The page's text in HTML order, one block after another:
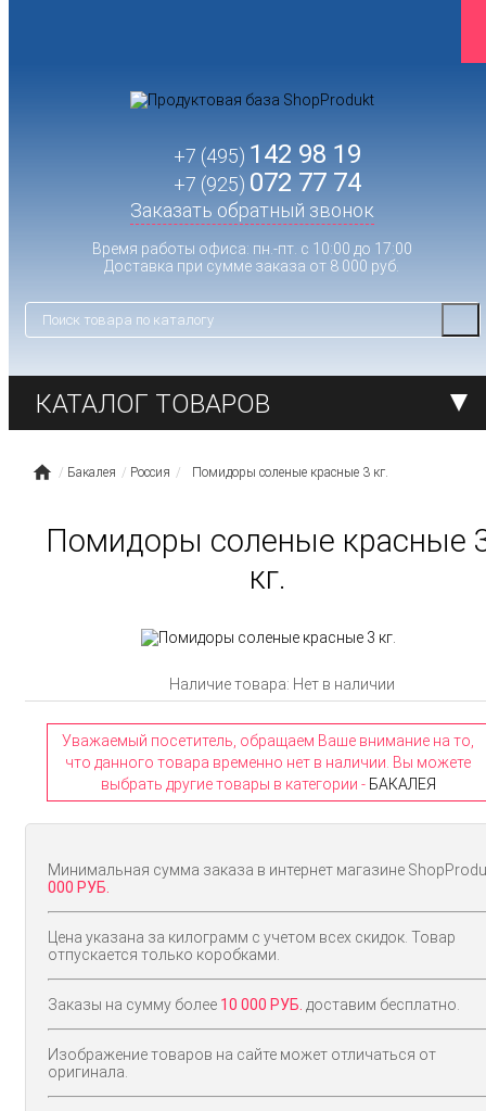
+7 (495) 142 98 19
+7 (925) 072 77 74
Заказать обратный звонок
Время работы офиса: пн.-пт. с 10:00 до 17:00
Доставка при сумме заказа от 8 000 руб.
КАТАЛОГ ТОВАРОВ
Бакалея Россия Помидоры соленые красные 3 кг.
Помидоры соленые красные
кг.
Наличие товара: Нет в наличии
Уважаемый посетитель, обращаем Ваше внимание на то,
что данного товара временно нет в наличии. Вы можете
выбрать другие товары в категории - БАКАЛЕЯ
Минимальная сумма заказа в интернет магазине
000 РУБ.
Цена указана за килограмм с учетом всех скидок. Товар
отпускается только коробками.
Заказы на сумму более 10 000 РУБ. доставим бесплатно.
Изображение товаров на сайте может отличаться от
оригинала.